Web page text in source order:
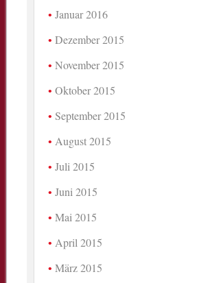
Januar 2016
Dezember 2015
November 2015
Oktober 2015
September 2015
August 2015
Juli 2015
Juni 2015
Mai 2015
April 2015
März 2015